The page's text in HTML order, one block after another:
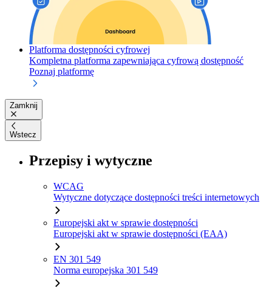
Platforma dostępności cyfrowej
Kompletna platforma zapewniająca cyfrową dostępność
Poznaj platformę
Zamknij
Wstecz
Przepisy i wytyczne
WCAG
Wytyczne dotyczące dostępności treści internetowych
Europejski akt w sprawie dostępności
Europejski akt w sprawie dostępności (EAA)
EN 301 549
Norma europejska 301 549